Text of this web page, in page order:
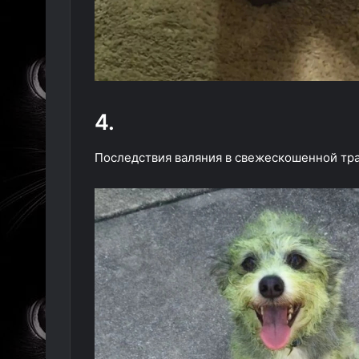
4.
Последствия валяния в свежескошенной